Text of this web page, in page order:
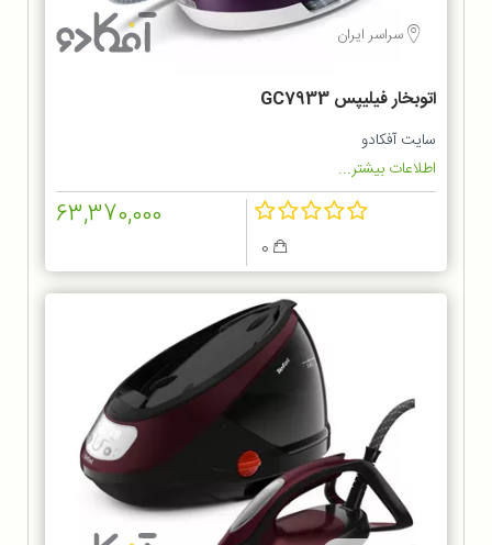
سراسر ایران
اتوبخار فیلیپس GC7933
سایت آفکادو
اطلاعات بیشتر...
63,370,000